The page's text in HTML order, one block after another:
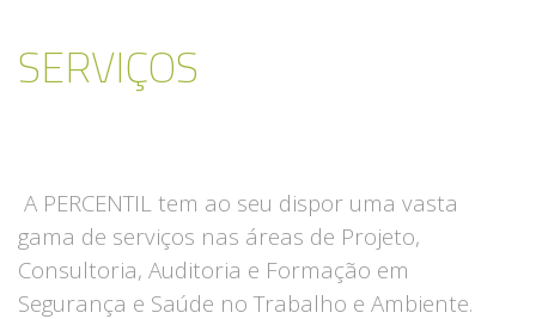
SERVIÇOS
A PERCENTIL tem ao seu dispor uma vasta
gama de serviços nas áreas de Projeto,
Consultoria, Auditoria e Formação em
Segurança e Saúde no Trabalho e Ambiente.